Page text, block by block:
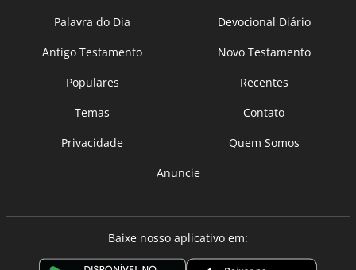
Palavra do Dia
Devocional Diário
Antigo Testamento
Novo Testamento
Populares
Recentes
Temas
Contato
Privacidade
Quem Somos
Anuncie
Baixe nosso aplicativo em: